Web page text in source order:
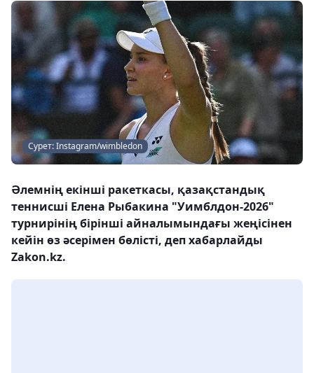
Сурет: Instagram/wimbledon
Әлемнің екінші ракеткасы, қазақстандық
теннисші Елена Рыбакина "Уимблдон-2026"
турнирінің бірінші айналымындағы жеңісінен
кейін өз әсерімен бөлісті, деп хабарлайды
Zakon.kz.